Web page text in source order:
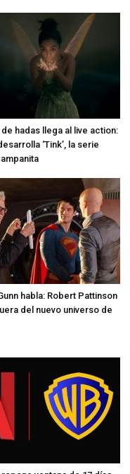
de hadas llega al live action:
‘Tink’, la serie
habla: Robert Pattinson
del nuevo universo de